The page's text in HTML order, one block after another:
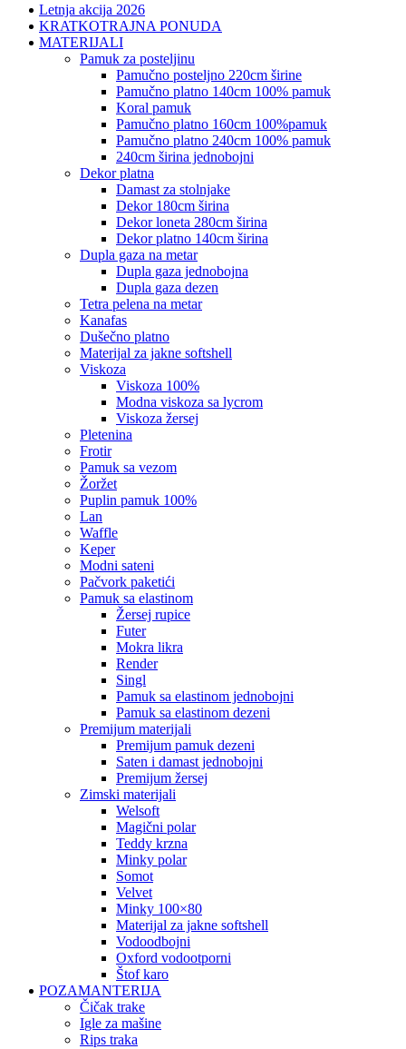
Letnja akcija 2026
KRATKOTRAJNA PONUDA
MATERIJALI
pamuk za posteljinu
pamučno posteljno 220cm širine
pamučno platno 140cm 100% pamuk
koral pamuk
pamučno platno 160cm 100%pamuk
pamučno platno 240cm 100% pamuk
240cm širina jednobojni
dekor platna
damast za stolnjake
dekor 180cm širina
dekor loneta 280cm širina
dekor platno 140cm širina
dupla gaza na metar
dupla gaza jednobojna
dupla gaza dezen
tetra pelena na metar
kanafas
dušečno platno
materijal za jakne softshell
viskoza
viskoza 100%
modna viskoza sa lycrom
viskoza žersej
pletenina
frotir
pamuk sa vezom
žoržet
puplin pamuk 100%
lan
waffle
keper
modni sateni
pačvork paketići
pamuk sa elastinom
žersej rupice
futer
mokra likra
render
singl
pamuk sa elastinom jednobojni
pamuk sa elastinom dezeni
premijum materijali
premijum pamuk dezeni
saten i damast jednobojni
premijum žersej
zimski materijali
welsoft
magični polar
teddy krzna
minky polar
somot
velvet
minky 100×80
materijal za jakne softshell
vodoodbojni
oxford vodootporni
štof karo
POZAMANTERIJA
čičak trake
igle za mašine
rips traka